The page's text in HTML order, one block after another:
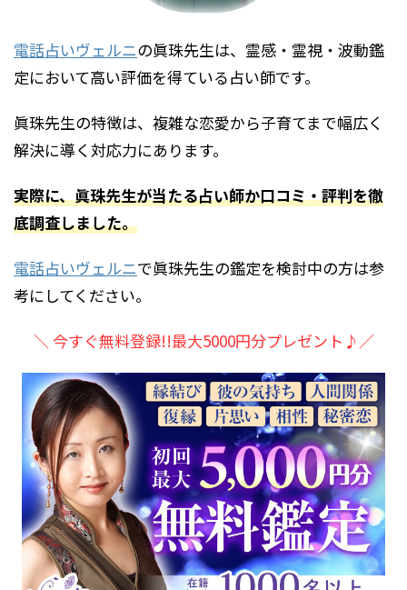
電話占いヴェルニの眞珠先生は、霊感・霊視・波動鑑
定において高い評価を得ている占い師です。
眞珠先生の特徴は、複雑な恋愛から子育てまで幅広く
解決に導く対応力にあります。
実際に、眞珠先生が当たる占い師か口コミ・評判を徹
底調査しました。
電話占いヴェルニで眞珠先生の鑑定を検討中の方は参
考にしてください。
＼ 今すぐ無料登録!!最大5000円分プレゼント♪／